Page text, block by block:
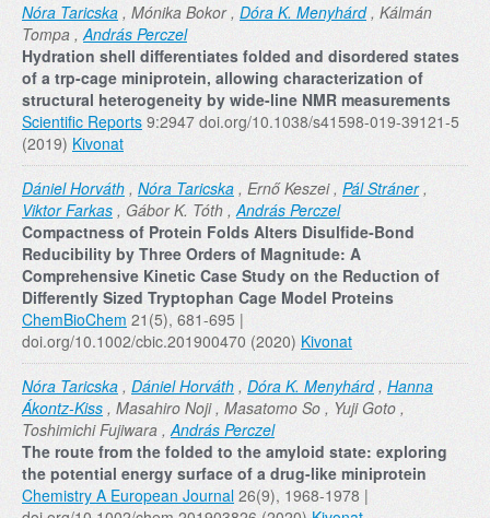
Nóra Taricska , Mónika Bokor , Dóra K. Menyhárd, Kálmán
Tompa ,András Perczel
Hydration shell differentiates folded and disordered states
of a trp-cage miniprotein, allowing characterization of
structural heterogeneity by wide-line NMR measurements
Scientific Reports 9:2947 doi.org/10.1038/s41598-019-39121-5
(2019) Kivonat
Dániel Horváth , Nóra Taricska , Ernő Keszei , Pál Stráner,
Viktor Farkas , Gábor K. Tóth ,András Perczel
Compactness of Protein Folds Alters Disulfide‐Bond
Reducibility by Three Orders of Magnitude: A
Comprehensive Kinetic Case Study on the Reduction of
Differently Sized Tryptophan Cage Model Proteins
ChemBioChem 21(5), 681-695 |
doi.org/10.1002/cbic.201900470 (2020) Kivonat
Nóra Taricska , Dániel Horváth , Dóra K. Menyhárd, Hanna
Ákontz-Kiss , Masahiro Noji , Masatomo So , Yuji Goto ,
Toshimichi Fujiwara ,András Perczel
The route from the folded to the amyloid state: exploring
the potential energy surface of a drug-like miniprotein
Chemistry A European Journal 26(9), 1968-1978 |